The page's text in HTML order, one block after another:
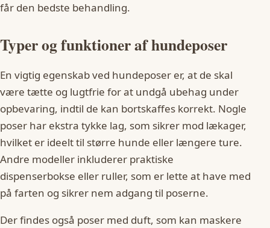
får den bedste behandling.
Typer og funktioner af hundeposer
En vigtig egenskab ved hundeposer er, at de skal
være tætte og lugtfrie for at undgå ubehag under
opbevaring, indtil de kan bortskaffes korrekt. Nogle
poser har ekstra tykke lag, som sikrer mod lækager,
hvilket er ideelt til større hunde eller længere ture.
Andre modeller inkluderer praktiske
dispenserbokse eller ruller, som er lette at have med
på farten og sikrer nem adgang til poserne.
Der findes også poser med duft, som kan maskere